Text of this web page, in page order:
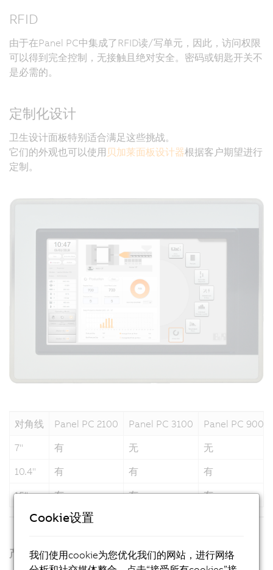
RFID
由于在Panel PC中集成了RFID读/写单元，因此，访问权限
可以得到完全控制，无接触且绝对安全。密码或钥匙开关不
是必需的。
定制化设计
卫生设计面板特别适合满足这些挑战。
它们的外观也可以使用 贝加莱面板设计器根据客户期望进行
定制。
对角线 Panel PC 2100 Panel PC 3100
Panel PC 900
7"
有 无
无
10.4"
有 有
有
15"
有 有 有
产品
Cookie设置
我们使用cookie为您优化我们的网站，进行网络